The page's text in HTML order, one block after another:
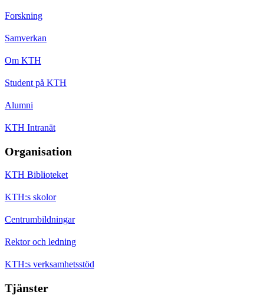
Forskning
Samverkan
Om KTH
Student på KTH
Alumni
KTH Intranät
Organisation
KTH Biblioteket
KTH:s skolor
Centrumbildningar
Rektor och ledning
KTH:s verksamhetsstöd
Tjänster